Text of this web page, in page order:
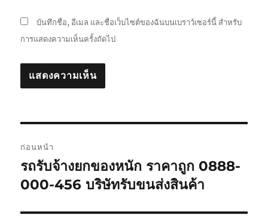
บันทึกชื่อ, อีเมล และชื่อเว็บไซต์ของฉันบนเบราว์เซอร์นี้ สำหรับ
การแสดงความเห็นครั้งถัดไป
เรื่อง
ก่อนหน้า
เรื่อง
ก่อน
รถรับจ้างยกของหนัก ราคาถูก 0888-
000-456 บริษัทรับขนส่งสินค้า